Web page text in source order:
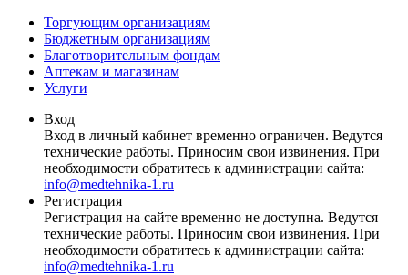
Торгующим организациям
Бюджетным организациям
Благотворительным фондам
Аптекам и магазинам
Услуги
Вход
Вход в личный кабинет временно ограничен. Ведутся
технические работы. Приносим свои извинения. При
необходимости обратитесь к администрации сайта:
info@medtehnika-1.ru
Регистрация
Регистрация на сайте временно не доступна. Ведутся
технические работы. Приносим свои извинения. При
необходимости обратитесь к администрации сайта:
info@medtehnika-1.ru